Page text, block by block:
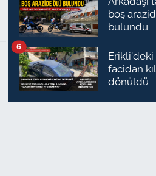
boş
bulundu
Erikli'deki
facidan
dönüldü
6